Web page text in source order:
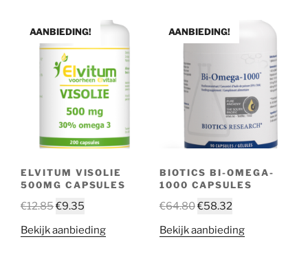
AANBIEDING!
ELVITUM VISOLIE
500MG CAPSULES
€12.85€9.35
Bekijk aanbieding
AANBIEDING!
BIOTICS BI-OMEGA-
1000 CAPSULES
€64.80€58.32
Bekijk aanbieding